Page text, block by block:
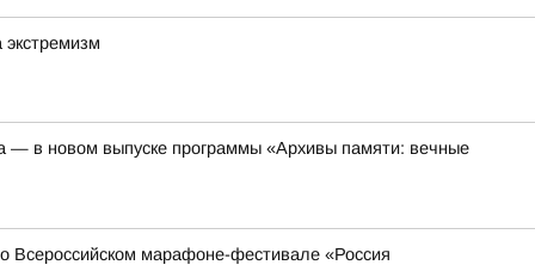
— в новом выпуске программы «Архивы памяти: вечные
Всероссийском марафоне-фестивале «Россия